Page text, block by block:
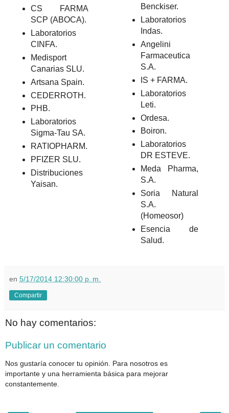
CS FARMA
SCP (ABOCA).
Laboratorios
CINFA.
Medisport
Canarias SLU.
Artsana Spain.
CEDERROTH.
PHB.
Laboratorios
Sigma-Tau SA.
RATIOPHARM.
PFIZER SLU.
Distribuciones
Yaisan.
Benckiser.
Laboratorios
Indas.
Angelini
Farmaceutica
S.A.
IS + FARMA.
Laboratorios
Leti.
Ordesa.
Boiron.
Laboratorios
DR ESTEVE.
Meda Pharma,
S.A.
Soria Natural
S.A.
(Homeosor)
Esencia de
Salud.
en 5/17/2014 12:30:00 p. m.
Compartir
No hay comentarios:
Publicar un comentario
Nos gustaría conocer tu opinión. Para nosotros es
importante y una herramienta básica para mejorar
constantemente.